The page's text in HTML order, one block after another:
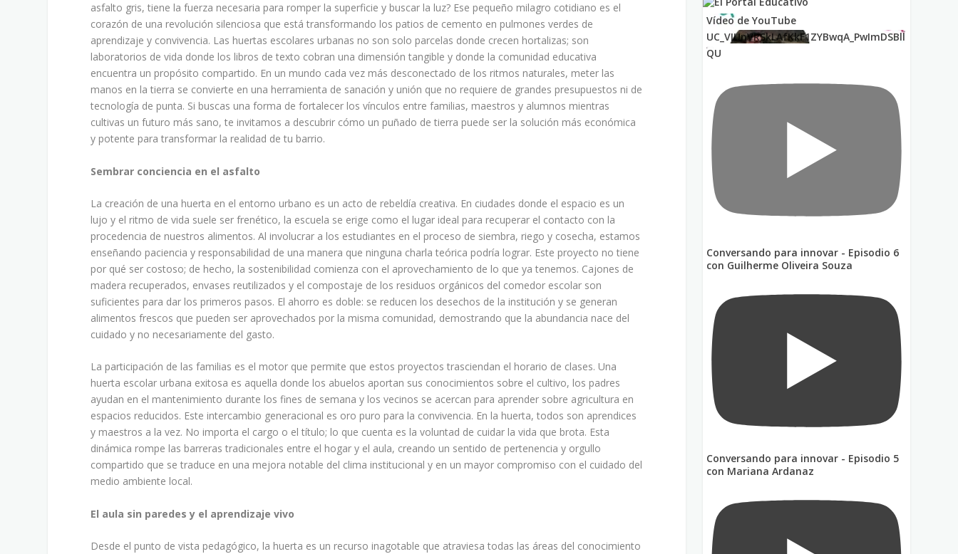
asfalto gris, tiene la fuerza necesaria para romper la superficie y buscar la luz? Ese pequeño milagro cotidiano es el
corazón de una revolución silenciosa que está transformando los patios de cemento en pulmones verdes de
aprendizaje y convivencia. Las huertas escolares urbanas no son solo parcelas donde crecen hortalizas; son
laboratorios de vida donde los libros de texto cobran una dimensión tangible y donde la comunidad educativa
encuentra un propósito compartido. En un mundo cada vez más desconectado de los ritmos naturales, meter las
manos en la tierra se convierte en una herramienta de sanación y unión que no requiere de grandes presupuestos ni de
tecnología de punta. Si buscas una forma de fortalecer los vínculos entre familias, maestros y alumnos mientras
cultivas un futuro más sano, te invitamos a descubrir cómo un puñado de tierra puede ser la solución más económica
y potente para transformar la realidad de tu barrio.
Sembrar conciencia en el asfalto
La creación de una huerta en el entorno urbano es un acto de rebeldía creativa. En ciudades donde el espacio es un
lujo y el ritmo de vida suele ser frenético, la escuela se erige como el lugar ideal para recuperar el contacto con la
procedencia de nuestros alimentos. Al involucrar a los estudiantes en el proceso de siembra, riego y cosecha, estamos
enseñando paciencia y responsabilidad de una manera que ninguna charla teórica podría lograr. Este proyecto no tiene
por qué ser costoso; de hecho, la sostenibilidad comienza con el aprovechamiento de lo que ya tenemos. Cajones de
madera recuperados, envases reutilizados y el compostaje de los residuos orgánicos del comedor escolar son
suficientes para dar los primeros pasos. El ahorro es doble: se reducen los desechos de la institución y se generan
alimentos frescos que pueden ser aprovechados por la misma comunidad, demostrando que la abundancia nace del
cuidado y no necesariamente del gasto.
La participación de las familias es el motor que permite que estos proyectos trasciendan el horario de clases. Una
huerta escolar urbana exitosa es aquella donde los abuelos aportan sus conocimientos sobre el cultivo, los padres
ayudan en el mantenimiento durante los fines de semana y los vecinos se acercan para aprender sobre agricultura en
espacios reducidos. Este intercambio generacional es oro puro para la convivencia. En la huerta, todos son aprendices
y maestros a la vez. No importa el cargo o el título; lo que cuenta es la voluntad de cuidar la vida que brota. Esta
dinámica rompe las barreras tradicionales entre el hogar y el aula, creando un sentido de pertenencia y orgullo
compartido que se traduce en una mejora notable del clima institucional y en un mayor compromiso con el cuidado del
medio ambiente local.
El aula sin paredes y el aprendizaje vivo
Desde el punto de vista pedagógico, la huerta es un recurso inagotable que atraviesa todas las áreas del conocimiento
Vídeo de YouTube
UC_VIUnVRSkLAfKkF1ZYBwqA_PwImDSBll
QU
Conversando para innovar - Episodio 6
con Guilherme Oliveira Souza
Conversando para innovar - Episodio 5
con Mariana Ardanaz